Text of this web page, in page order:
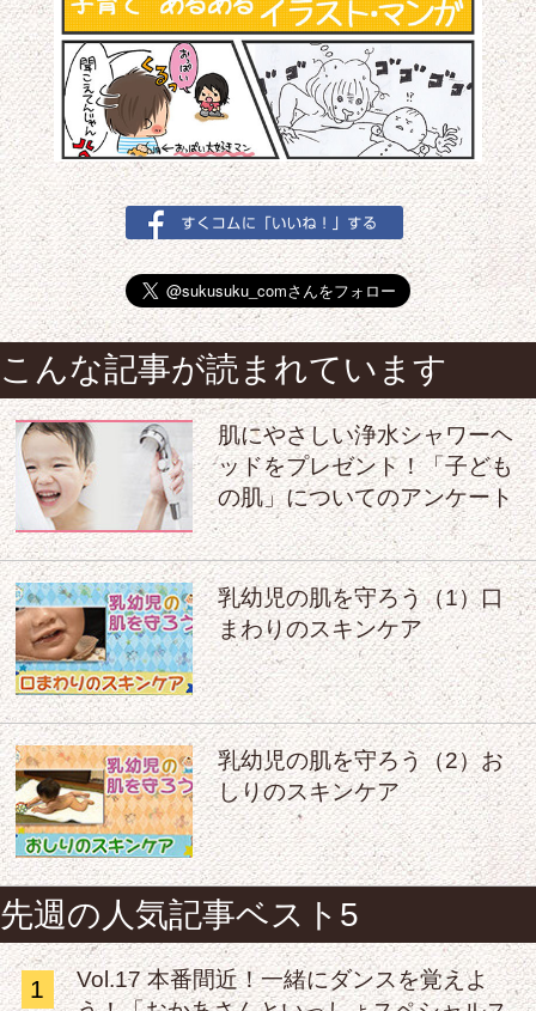
こんな記事が読まれています
肌にやさしい浄水シャワーヘ
ッドをプレゼント！「子ども
の肌」についてのアンケート
乳幼児の肌を守ろう（1）口
まわりのスキンケア
乳幼児の肌を守ろう（2）お
しりのスキンケア
先週の人気記事ベスト5
1
Vol.17 本番間近！一緒にダンスを覚えよ